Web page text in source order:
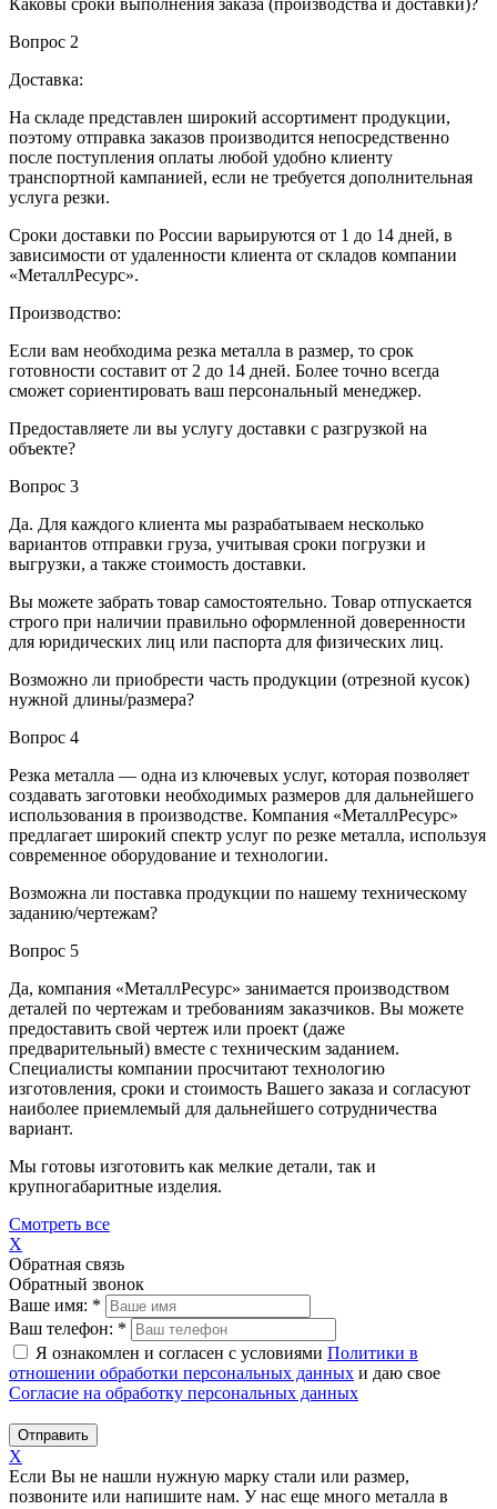
Вопрос 2
Доставка:
На складе представлен широкий ассортимент продукции,
поэтому отправка заказов производится непосредственно
после поступления оплаты любой удобно клиенту
транспортной кампанией, если не требуется дополнительная
услуга резки.
Сроки доставки по России варьируются от 1 до 14 дней, в
зависимости от удаленности клиента от складов компании
«МеталлРесурс».
Производство:
Если вам необходима резка металла в размер, то срок
готовности составит от 2 до 14 дней. Более точно всегда
сможет сориентировать ваш персональный менеджер.
Предоставляете ли вы услугу доставки с разгрузкой на
объекте?
Вопрос 3
Да. Для каждого клиента мы разрабатываем несколько
вариантов отправки груза, учитывая сроки погрузки и
выгрузки, а также стоимость доставки.
Вы можете забрать товар самостоятельно. Товар отпускается
строго при наличии правильно оформленной доверенности
для юридических лиц или паспорта для физических лиц.
Возможно ли приобрести часть продукции (отрезной кусок)
нужной длины/размера?
Вопрос 4
Резка металла — одна из ключевых услуг, которая позволяет
создавать заготовки необходимых размеров для дальнейшего
использования в производстве. Компания «МеталлРесурс»
предлагает широкий спектр услуг по резке металла, используя
современное оборудование и технологии.
Возможна ли поставка продукции по нашему техническому
заданию/чертежам?
Вопрос 5
Да, компания «МеталлРесурс» занимается производством
деталей по чертежам и требованиям заказчиков. Вы можете
предоставить свой чертеж или проект (даже
предварительный) вместе с техническим заданием.
Специалисты компании просчитают технологию
изготовления, сроки и стоимость Вашего заказа и согласуют
наиболее приемлемый для дальнейшего сотрудничества
вариант.
Мы готовы изготовить как мелкие детали, так и
крупногабаритные изделия.
Смотреть все
X
Обратная связь
Обратный звонок
Ваше имя: *
Ваш телефон: *
Я ознакомлен и согласен с условиями Политики в
отношении обработки персональных данных и даю свое
Согласие на обработку персональных данных
Отправить
X
Если Вы не нашли нужную марку стали или размер,
позвоните или напишите нам. У нас еще много металла в